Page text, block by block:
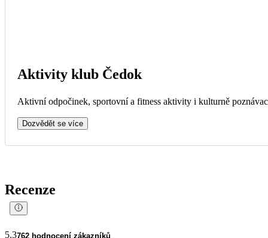
Aktivity klub Čedok
Aktivní odpočinek, sportovní a fitness aktivity i kulturně
Dozvědět se více
Recenze
5.3762 hodnocení zákazníků